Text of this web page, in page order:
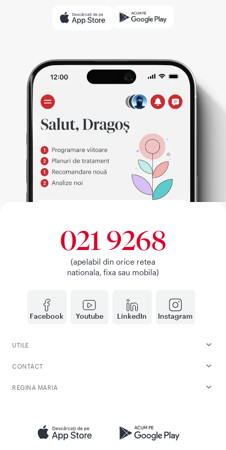
Facebook Youtube LinkedIn Instagram
021 9268
(apelabil din orice retea
nationala, fixa sau mobila)
UTILE
CONTACT
REGINA MARIA